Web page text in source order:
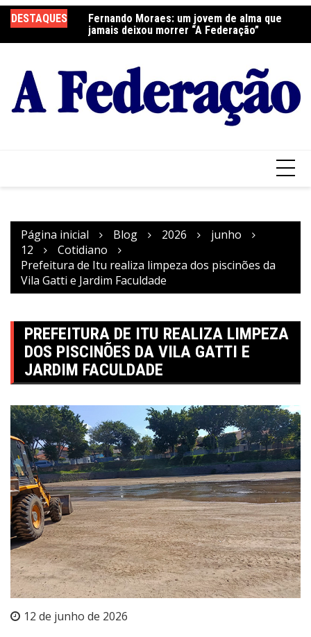
para
o
DESTAQUES
Fernando Moraes: um jovem de alma que
jamais deixou morrer “A Federação”
Curso Oração e Vida na Paróquia São José
Página inicial Blog 2026
junho
12
Cotidiano
Prefeitura de Itu realiza limpeza dos piscinões da
Vila Gatti e Jardim Faculdade
PREFEITURA DE ITU REALIZA LIMPEZA
DOS PISCINÕES DA VILA GATTI E
JARDIM FACULDADE
12 de junho de 2026